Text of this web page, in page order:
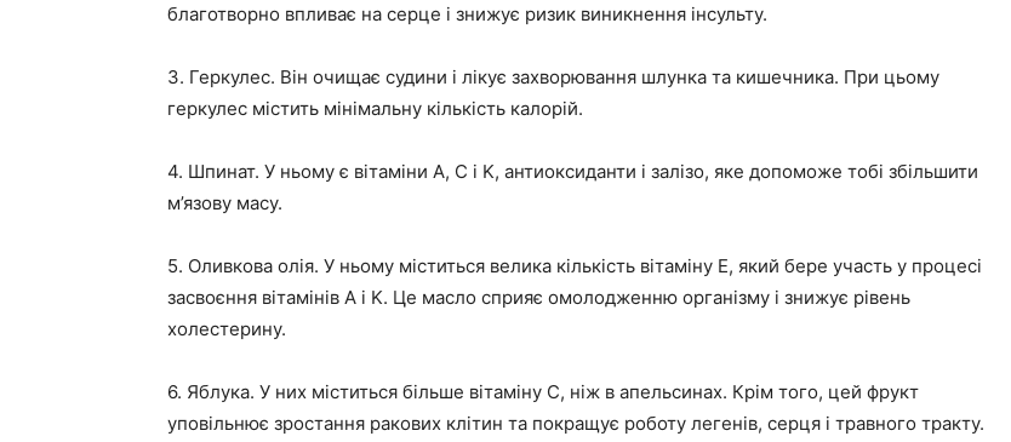
благотворно впливає на серце і знижує ризик виникнення інсульту.
3. Геркулес. Він очищає судини і лікує захворювання шлунка та кишечника. При цьому
геркулес містить мінімальну кількість калорій.
4. Шпинат. У ньому є вітаміни А, С і K, антиоксиданти і залізо, яке допоможе тобі збільшити
м’язову масу.
5. Оливкова олія. У ньому міститься велика кількість вітаміну Е, який бере участь у процесі
засвоєння вітамінів А і K. Це масло сприяє омолодженню організму і знижує рівень
холестерину.
6. Яблука. У них міститься більше вітаміну С, ніж в апельсинах. Крім того, цей фрукт
уповільнює зростання ракових клітин та покращує роботу легенів, серця і травного тракту.